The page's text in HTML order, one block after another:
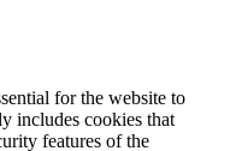
for the website to
includes cookies that
features of the